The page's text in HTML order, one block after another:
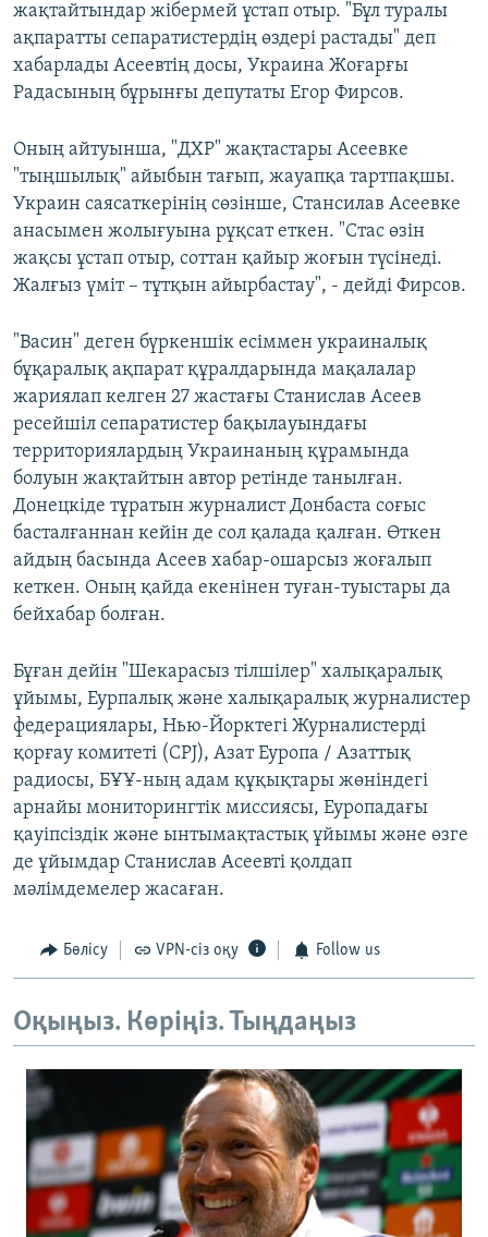
жақтайтындар жібермей ұстап отыр. "Бұл туралы
ақпаратты сепаратистердің өздері растады" деп
хабарлады Асеевтің досы, Украина Жоғарғы
Радасының бұрынғы депутаты Егор Фирсов.
Оның айтуынша, "ДХР" жақтастары Асеевке
"тыңшылық" айыбын тағып, жауапқа тартпақшы.
Украин саясаткерінің сөзінше, Стансилав Асеевке
анасымен жолығуына рұқсат еткен. "Стас өзін
жақсы ұстап отыр, соттан қайыр жоғын түсінеді.
Жалғыз үміт – тұтқын айырбастау", - дейді Фирсов.
"Васин" деген бүркеншік есіммен украиналық
бұқаралық ақпарат құралдарында мақалалар
жариялап келген 27 жастағы Станислав Асеев
ресейшіл сепаратистер бақылауындағы
территориялардың Украинаның құрамында
болуын жақтайтын автор ретінде танылған.
Донецкіде тұратын журналист Донбаста соғыс
басталғаннан кейін де сол қалада қалған. Өткен
айдың басында Асеев хабар-ошарсыз жоғалып
кеткен. Оның қайда екенінен туған-туыстары да
бейхабар болған.
Бұған дейін "Шекарасыз тілшілер" халықаралық
ұйымы, Еурпалық және халықаралық журналистер
федерациялары, Нью-Йорктегі Журналистерді
қорғау комитеті (CPJ), Азат Еуропа / Азаттық
радиосы, БҰҰ-ның адам құқықтары жөніндегі
арнайы мониторингтік миссиясы, Еуропадағы
қауіпсіздік және ынтымақтастық ұйымы және өзге
де ұйымдар Станислав Асеевті қолдап
мәлімдемелер жасаған.
Бөлісу VPN-сіз оқу Follow us
Оқыңыз. Көріңіз. Тыңдаңыз